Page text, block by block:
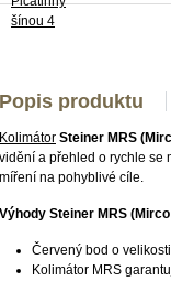
Popis produktu
Kolimátor Steiner MRS
vidění a přehled o rychle se
míření na pohyblivé cíle.
Výhody Steiner MRS
Červený bod o
Kolimátor MRS